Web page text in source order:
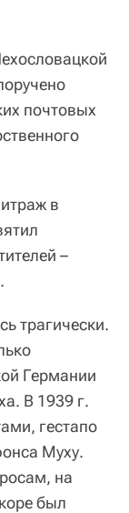
почтовых
в
–
трагически.
Германии
В 1939 г.
гестапо
Муху.
на
был